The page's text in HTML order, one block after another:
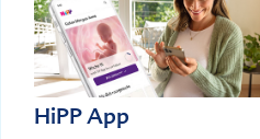
HiPP App